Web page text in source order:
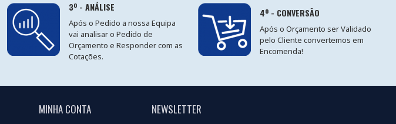
3º - ANÁLISE
Após o Pedido a nossa Equipa
vai analisar o Pedido de
Orçamento e Responder com as
Cotações.
4º - CONVERSÃO
Após o Orçamento ser Validado
pelo Cliente convertemos em
Encomenda!
MINHA CONTA NEWSLETTER